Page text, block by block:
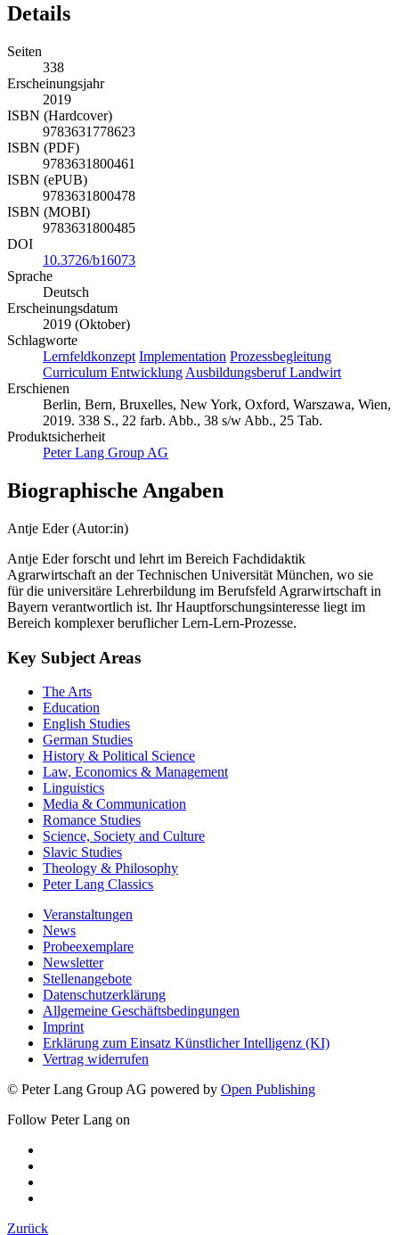
Details
Seiten
338
Erscheinungsjahr
2019
ISBN (Hardcover)
9783631778623
ISBN (PDF)
9783631800461
ISBN (ePUB)
9783631800478
ISBN (MOBI)
9783631800485
DOI
10.3726/b16073
Sprache
Deutsch
Erscheinungsdatum
2019 (Oktober)
Schlagworte
Lernfeldkonzept Implementation Prozessbegleitung
Curriculum Entwicklung Ausbildungsberuf Landwirt
Erschienen
Berlin, Bern, Bruxelles, New York, Oxford, Warszawa, Wien,
2019. 338 S., 22 farb. Abb., 38 s/w Abb., 25 Tab.
Produktsicherheit
Peter Lang Group AG
Biographische Angaben
Antje Eder (Autor:in)
Antje Eder forscht und lehrt im Bereich Fachdidaktik
Agrarwirtschaft an der Technischen Universität München, wo sie
für die universitäre Lehrerbildung im Berufsfeld Agrarwirtschaft in
Bayern verantwortlich ist. Ihr Hauptforschungsinteresse liegt im
Bereich komplexer beruflicher Lern-Lern-Prozesse.
Key Subject Areas
The Arts
Education
English Studies
German Studies
History & Political Science
Law, Economics & Management
Linguistics
Media & Communication
Romance Studies
Science, Society and Culture
Slavic Studies
Theology & Philosophy
Peter Lang Classics
Veranstaltungen
News
Probeexemplare
Newsletter
Stellenangebote
Datenschutzerklärung
Allgemeine Geschäftsbedingungen
Imprint
Erklärung zum Einsatz Künstlicher Intelligenz (KI)
Vertrag widerrufen
© Peter Lang Group AG powered by Open Publishing
Follow Peter Lang on
Zurück